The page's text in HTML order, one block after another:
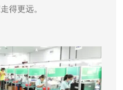
得更远。